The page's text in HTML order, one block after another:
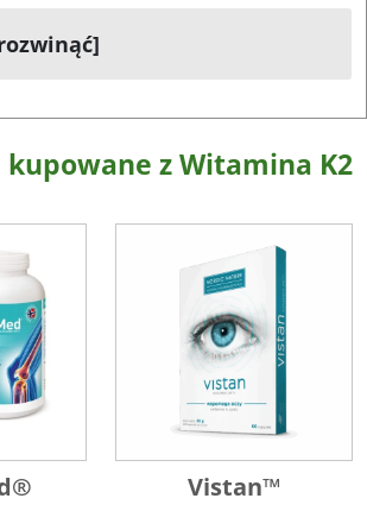
kupowane z Witamina K2
Vistan™